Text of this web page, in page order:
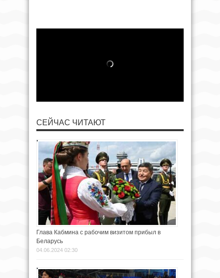
СЕЙЧАС ЧИТАЮТ
Глава Кабмина с рабочим визитом прибыл в
Беларусь
04.06.2024 02:30